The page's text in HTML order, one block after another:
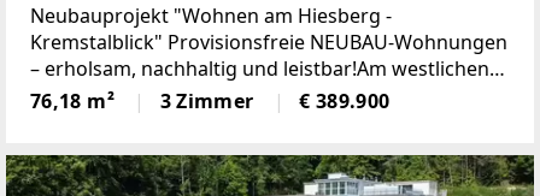
Neubauprojekt "Wohnen am Hiesberg -
Kremstalblick" Provisionsfreie NEUBAU-Wohnungen
– erholsam, nachhaltig und leistbar!Am westlichen
Ortsende der idyllischen Marktgemeinde
Senftenberg - umrandet von grünen Hügeln und
76,18 m² 3 Zimmer € 389.900